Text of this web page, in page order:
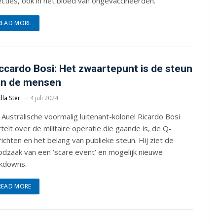
MORE
Bosi: Het zwaartepunt is de steun
de mensen
Ster 4 juli 2024
voormalig luitenant-kolonel Ricardo Bosi
over de militaire operatie die gaande is, de Q-
en het belang van publieke steun. Hij ziet de
van een ‘scare event’ en mogelijk nieuwe
MORE